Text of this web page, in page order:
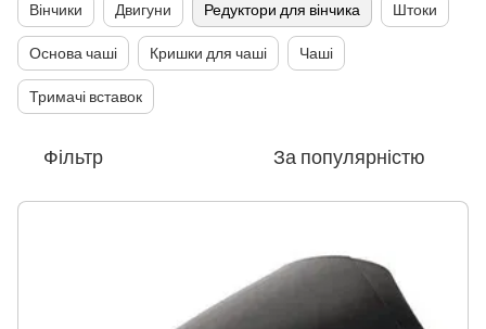
Вінчики Двигуни Редуктори для вінчика Штоки
Основа чаші Кришки для чаші Чаші
Тримачі вставок
Фільтр За популярністю